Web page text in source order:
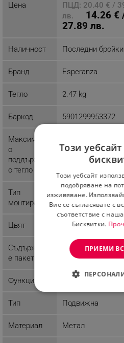
Цена
ПЦД: 20.40 € /
лв.
14.26 €
27.89 лв.
Наличност Последни бройки
Бранд Esperanza
Тегло 2.47 kg
Баркод 5901299953372
Максималн
о
поддържан
о тегло
Тип
монтиране
Стена
Цвят Черен
Съдържани
е пакет
Функции
Тип Подвижна
Материал Метал
Този
Този уебсайт
подобряване на
изживяване.
Вие се съгласявате с
съответствие с
Бисквитки.
ПРИЕМИ
СТРОГО